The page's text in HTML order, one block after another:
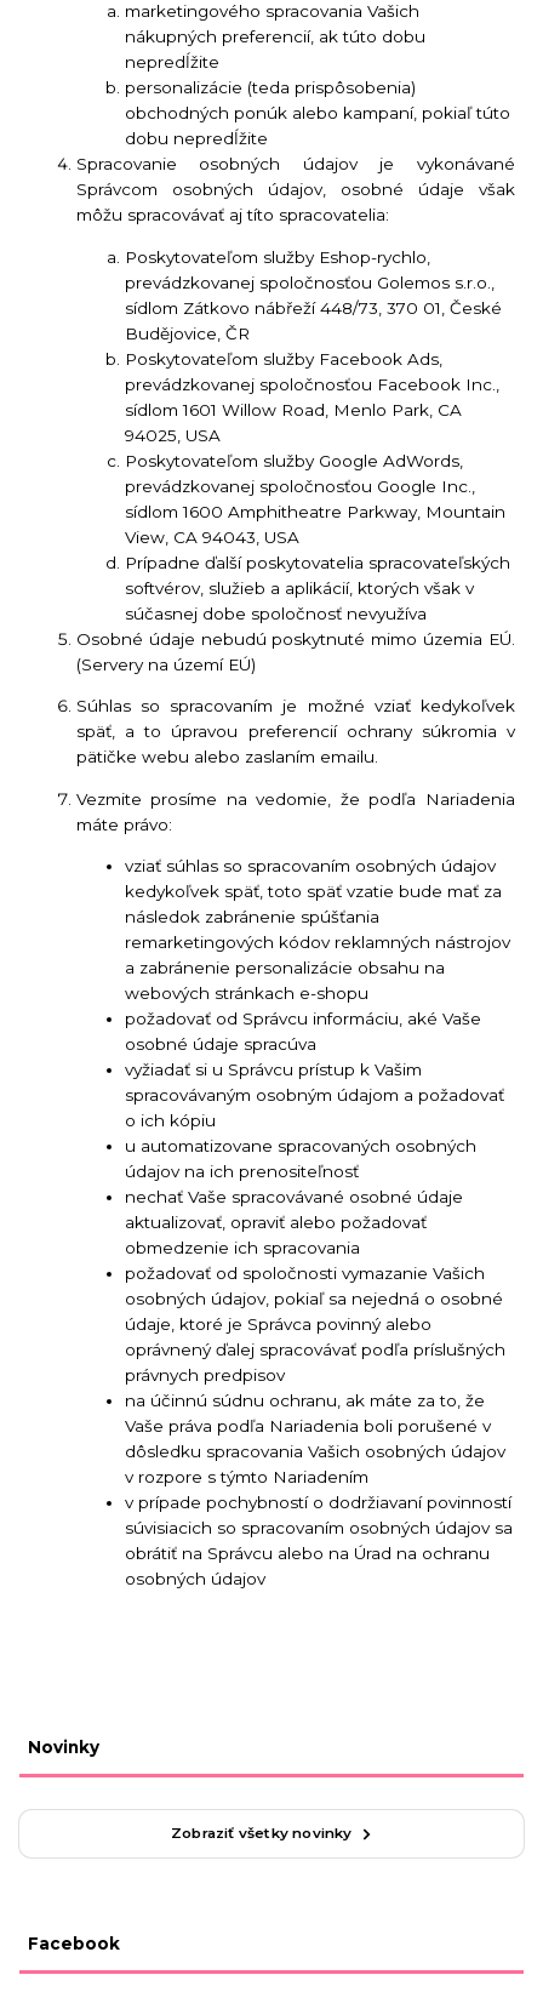
Novinky
Zobraziť všetky novinky
Facebook
marketingového spracovania Vašich
nákupných preferencií, ak túto dobu
nepredĺžite
personalizácie (teda prispôsobenia)
obchodných ponúk alebo kampaní, pokiaľ túto
dobu nepredĺžite
Spracovanie osobných údajov je vykonávané
Správcom osobných údajov, osobné údaje však
môžu spracovávať aj títo spracovatelia:
Poskytovateľom služby Eshop-rychlo,
prevádzkovanej spoločnosťou Golemos s.r.o.,
sídlom Zátkovo nábřeží 448/73, 370 01, České
Budějovice, ČR
Poskytovateľom služby Facebook Ads,
prevádzkovanej spoločnosťou Facebook Inc.,
sídlom 1601 Willow Road, Menlo Park, CA
94025, USA
Poskytovateľom služby Google AdWords,
prevádzkovanej spoločnosťou Google Inc.,
sídlom 1600 Amphitheatre Parkway, Mountain
View, CA 94043, USA
Prípadne ďalší poskytovatelia spracovateľských
softvérov, služieb a aplikácií, ktorých však v
súčasnej dobe spoločnosť nevyužíva
Osobné údaje nebudú poskytnuté mimo územia EÚ.
(Servery na území EÚ)
Súhlas so spracovaním je možné vziať kedykoľvek
späť, a to úpravou preferencií ochrany súkromia v
pätičke webu alebo zaslaním emailu.
Vezmite prosíme na vedomie, že podľa Nariadenia
máte právo:
vziať súhlas so spracovaním osobných údajov
kedykoľvek späť, toto späť vzatie bude mať za
následok zabránenie spúšťania
remarketingových kódov reklamných nástrojov
a zabránenie personalizácie obsahu na
webových stránkach e-shopu
požadovať od Správcu informáciu, aké Vaše
osobné údaje spracúva
vyžiadať si u Správcu prístup k Vašim
spracovávaným osobným údajom a požadovať
o ich kópiu
u automatizovane spracovaných osobných
údajov na ich prenositeľnosť
nechať Vaše spracovávané osobné údaje
aktualizovať, opraviť alebo požadovať
obmedzenie ich spracovania
požadovať od spoločnosti vymazanie Vašich
osobných údajov, pokiaľ sa nejedná o osobné
údaje, ktoré je Správca povinný alebo
oprávnený ďalej spracovávať podľa príslušných
právnych predpisov
na účinnú súdnu ochranu, ak máte za to, že
Vaše práva podľa Nariadenia boli porušené v
dôsledku spracovania Vašich osobných údajov
v rozpore s týmto Nariadením
v prípade pochybností o dodržiavaní povinností
súvisiacich so spracovaním osobných údajov sa
obrátiť na Správcu alebo na Úrad na ochranu
osobných údajov